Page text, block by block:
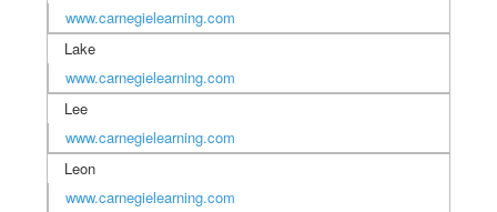
www.carnegielearning.com
Lake
www.carnegielearning.com
Lee
www.carnegielearning.com
Leon
www.carnegielearning.com